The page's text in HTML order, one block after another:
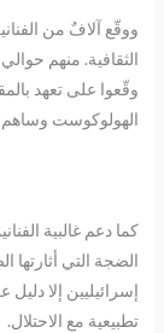
ووقّع آلافٌ من
وقّعوا على تعهد
الهولوكوست وساهم
كما دعم غالبية
الضجة التي
إسرائيليين إلا
تطبيعية مع الاحتلال.